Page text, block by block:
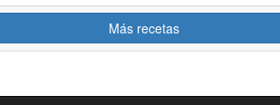
Más recetas